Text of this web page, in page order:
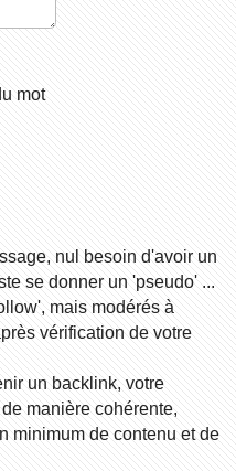
mot
nul besoin d'avoir un
se donner un 'pseudo' ...
mais modérés à
vérification de votre
un backlink, votre
manière cohérente,
minimum de contenu et de